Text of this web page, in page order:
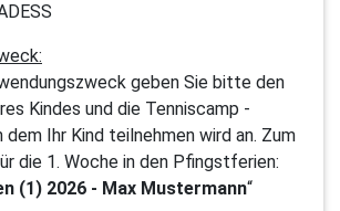
geben Sie bitte den
Kindes und die Tenniscamp -
dem Ihr Kind teilnehmen wird an. Zum
die 1. Woche in den Pfingstferien:
(1) 2026 - Max Mustermann“